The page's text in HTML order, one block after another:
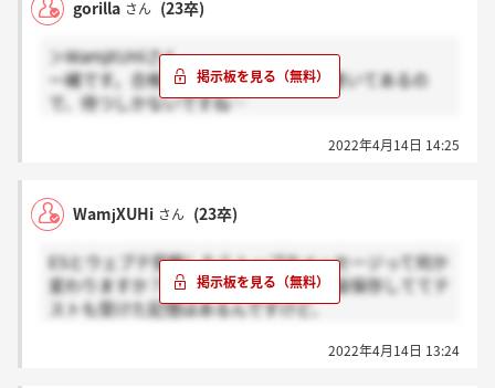
gorilla さん (23卒)
＞WamjXUHiさん
一緒です。合格した人から連絡すると書いてあるの
で、待つしかないですね…
2022年4月14日 14:25
WamjXUHi さん (23卒)
ESとウェブテ受験したらトップのメッセージって何か
変わりますか？デスクトップにESの内容保存しててテ
ストも受けた記憶はあるんですけど、
ES提出 提出期間は終了いたしました2022年4月14日 13:24